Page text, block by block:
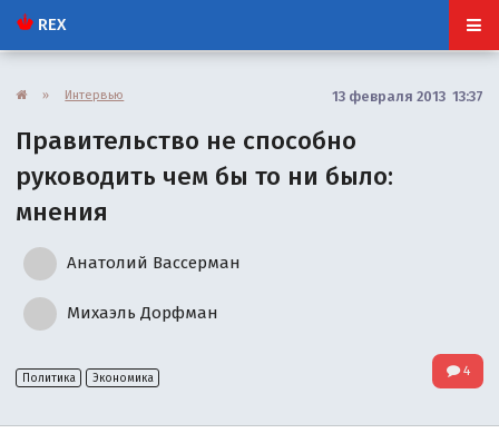
REX
» Интервью 13 февраля 2013 13:37
Правительство не способно
руководить чем бы то ни было:
мнения
Анатолий Вассерман
Михаэль Дорфман
Политика Экономика 4